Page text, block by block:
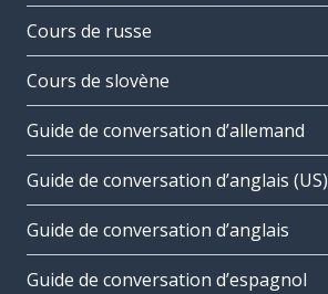
Cours de russe
Cours de slovène
Guide de conversation d’allemand
Guide de conversation d’anglais (US)
Guide de conversation d’anglais
Guide de conversation d’espagnol